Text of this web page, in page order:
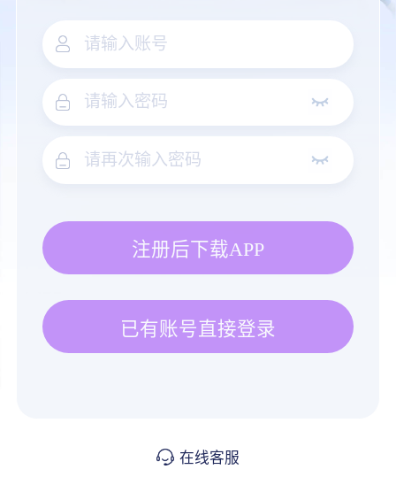
注册后下载APP
已有账号直接登录
在线客服